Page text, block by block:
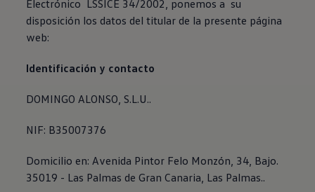
Exclusivo para empresas
Volkswagen Taxis
Movilidad Eléctrica
Todo sobre ID.
Actualización de Software ID.
Carga y autonomía
Dónde recargar
Cargador ID.
Instalación Punto de Carga Coche Eléctrico en
Tecnología y desarrollo
Electrónico LSSICE 34/2002, ponemos a su
disposición los datos del titular de la presente página
web:
Identificación y contacto
DOMINGO ALONSO, S.L.U..
NIF: B35007376
Domicilio en: Avenida Pintor Felo Monzón, 34, Bajo.
35019 - Las Palmas de Gran Canaria, Las Palmas..